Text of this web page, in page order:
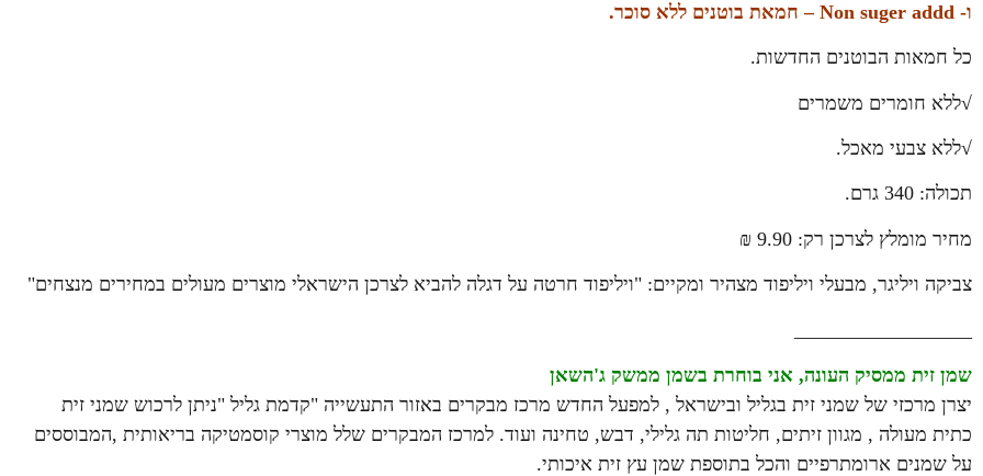
ו- Non suger addd – חמאת בוטנים ללא סוכר.
כל חמאות הבוטנים החדשות.
√ללא חומרים משמרים
√ללא צבעי מאכל.
תכולה: 340 גרם.
מחיר מומלץ לצרכן רק: 9.90 ₪
צביקה ויליגר, מבעלי ויליפוד מצהיר ומקיים: "ויליפוד חרטה על דגלה להביא לצרכן הישראלי מוצרים מעולים במחירים מנצחים"
שמן זית ממסיק העונה, אני בוחרת בשמן ממשק ג'השאן
יצרן מרכזי של שמני זית בגליל ובישראל , למפעל החדש מרכז מבקרים באזור התעשייה "קדמת גליל "ניתן לרכוש שמני זית
כתית מעולה , מגוון זיתים, חליטות תה גלילי, דבש, טחינה ועוד. למרכז המבקרים שלל מוצרי קוסמטיקה בריאותית ,המבוססים
על שמנים ארומתרפיים והכל בתוספת שמן עץ זית איכותי.